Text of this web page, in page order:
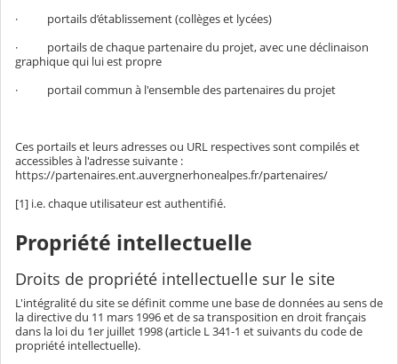
· portails d’établissement (collèges et lycées)
· portails de chaque partenaire du projet, avec une déclinaison
graphique qui lui est propre
· portail commun à l'ensemble des partenaires du projet
Ces portails et leurs adresses ou URL respectives sont compilés et
accessibles à l'adresse suivante :
https://partenaires.ent.auvergnerhonealpes.fr/partenaires/
[1] i.e. chaque utilisateur est authentifié.
Propriété intellectuelle
Droits de propriété intellectuelle sur le site
L'intégralité du site se définit comme une base de données au sens de
la directive du 11 mars 1996 et de sa transposition en droit français
dans la loi du 1er juillet 1998 (article L 341-1 et suivants du code de
propriété intellectuelle).